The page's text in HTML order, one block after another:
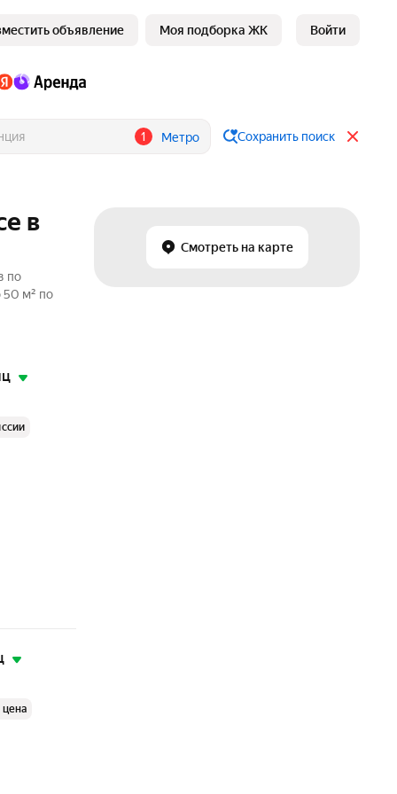
объявление Моя подборка ЖК Войти
1 Метро Сохранить поиск
Смотреть на карте
в
по
50 м² по